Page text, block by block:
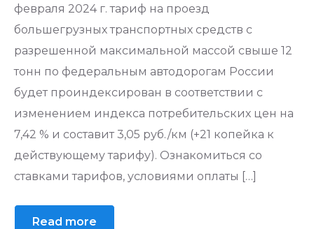
февраля 2024 г. тариф на проезд
большегрузных транспортных средств с
разрешенной максимальной массой свыше 12
тонн по федеральным автодорогам России
будет проиндексирован в соответствии с
изменением индекса потребительских цен на
7,42 % и составит 3,05 руб./км (+21 копейка к
действующему тарифу). Ознакомиться со
ставками тарифов, условиями оплаты […]
Read more